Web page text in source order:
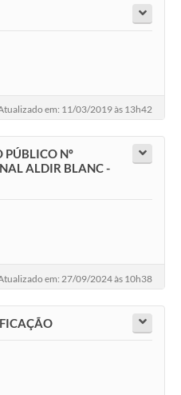
em: 11/03/2019 às 13h42
PÚBLICO Nº
ALDIR BLANC -
em: 27/09/2024 às 10h38